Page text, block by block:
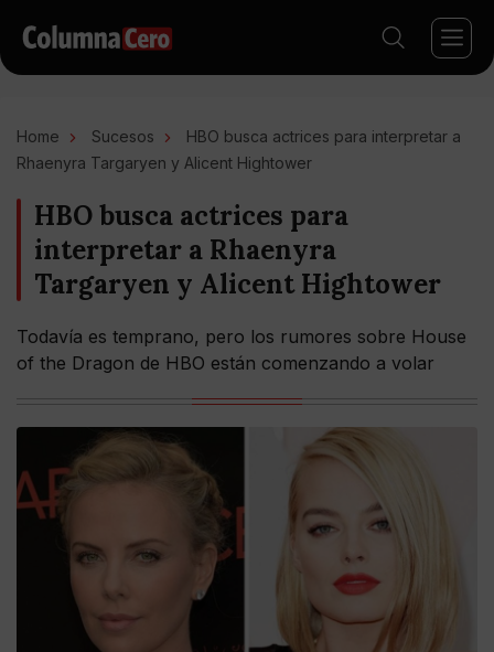
Home Sucesos
HBO busca actrices para interpretar a
Rhaenyra Targaryen y Alicent Hightower
HBO busca actrices para
interpretar a Rhaenyra
Targaryen y Alicent Hightower
Todavía es temprano, pero los rumores sobre House
of the Dragon de HBO están comenzando a volar